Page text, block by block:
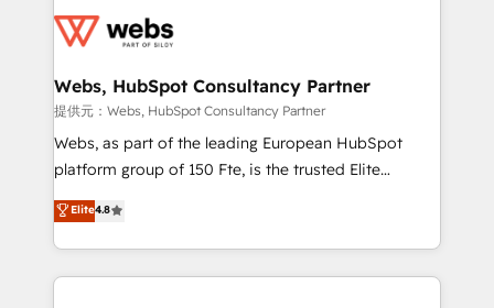
the first time 🔧 Designing and optimising your
and build using HubSpot 🔌 Integrating HubSpot
with other systems 🎓 Training your teams to be
HubSpot pros 📊 Lead generation services using
HubSpot Why us? - SIX HubSpot Accreditations -
CRM, Solutions Architecture, Onboarding , Data
Migration, Custom Integration & Platform
Webs, HubSpot Consultancy Partner
提供元：Webs, HubSpot Consultancy Partner
Webs, as part of the leading European HubSpot
platform group of 150 Fte, is the trusted Elite
HubSpot CRM Partner offering you a roadmap on
maximizing EBITDA and achieving Commercial
Excellence. With our targeted processes, we
strengthen your digital transformation and minimize
Elite4.8